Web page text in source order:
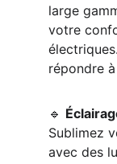
large
votre
répondre
🔹
Sublimez
avec des